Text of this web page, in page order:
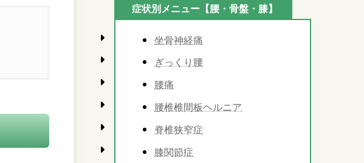
症状別メニュー【腰・骨盤・膝】
坐骨神経痛
ぎっくり腰
腰痛
腰椎椎間板ヘルニア
脊椎狭窄症
膝関節症